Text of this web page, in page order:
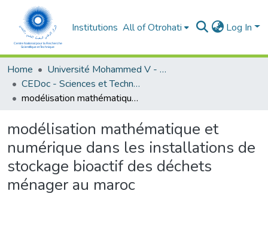
Institutions All of Otrohati Log In
Home
Université Mohammed V - Rabat
CEDoc - Sciences et Technologies
modélisation mathématique et numérique dans les installations de stockage bioactif des déchets ménager au maroc
modélisation mathématique et
numérique dans les installations de
stockage bioactif des déchets
ménager au maroc